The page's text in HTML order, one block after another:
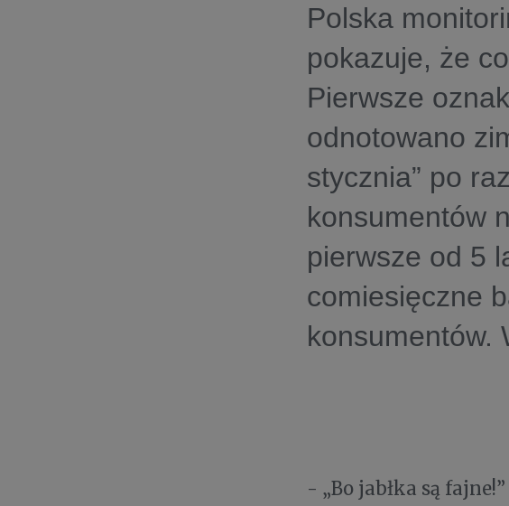
Polska
pokazuje, że
Pierwsze
odnotowano
stycznia” po
konsumentów
pierwsze od 5
comiesięczne
konsumentów.
- „Bo jabłka są